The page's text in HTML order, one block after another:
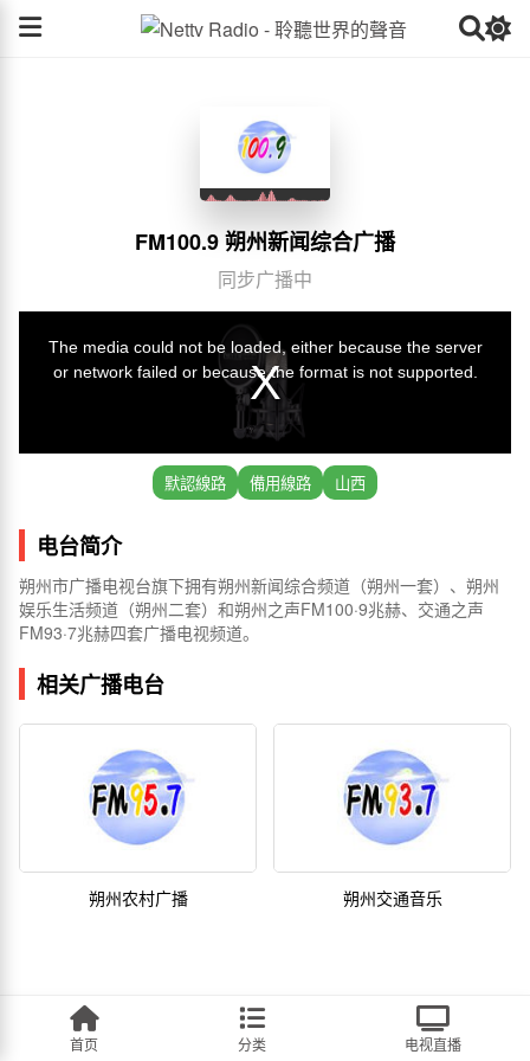
FM100.9 朔州新闻综合广播
同步广播中
默認線路 備用線路 山西
电台简介
朔州市广播电视台旗下拥有朔州新闻综合频道（朔州一套）、朔州
娱乐生活频道（朔州二套）和朔州之声FM100·9兆赫、交通之声
FM93·7兆赫四套广播电视频道。
相关广播电台
朔州农村广播 朔州交通音乐
首页 分类 电视直播